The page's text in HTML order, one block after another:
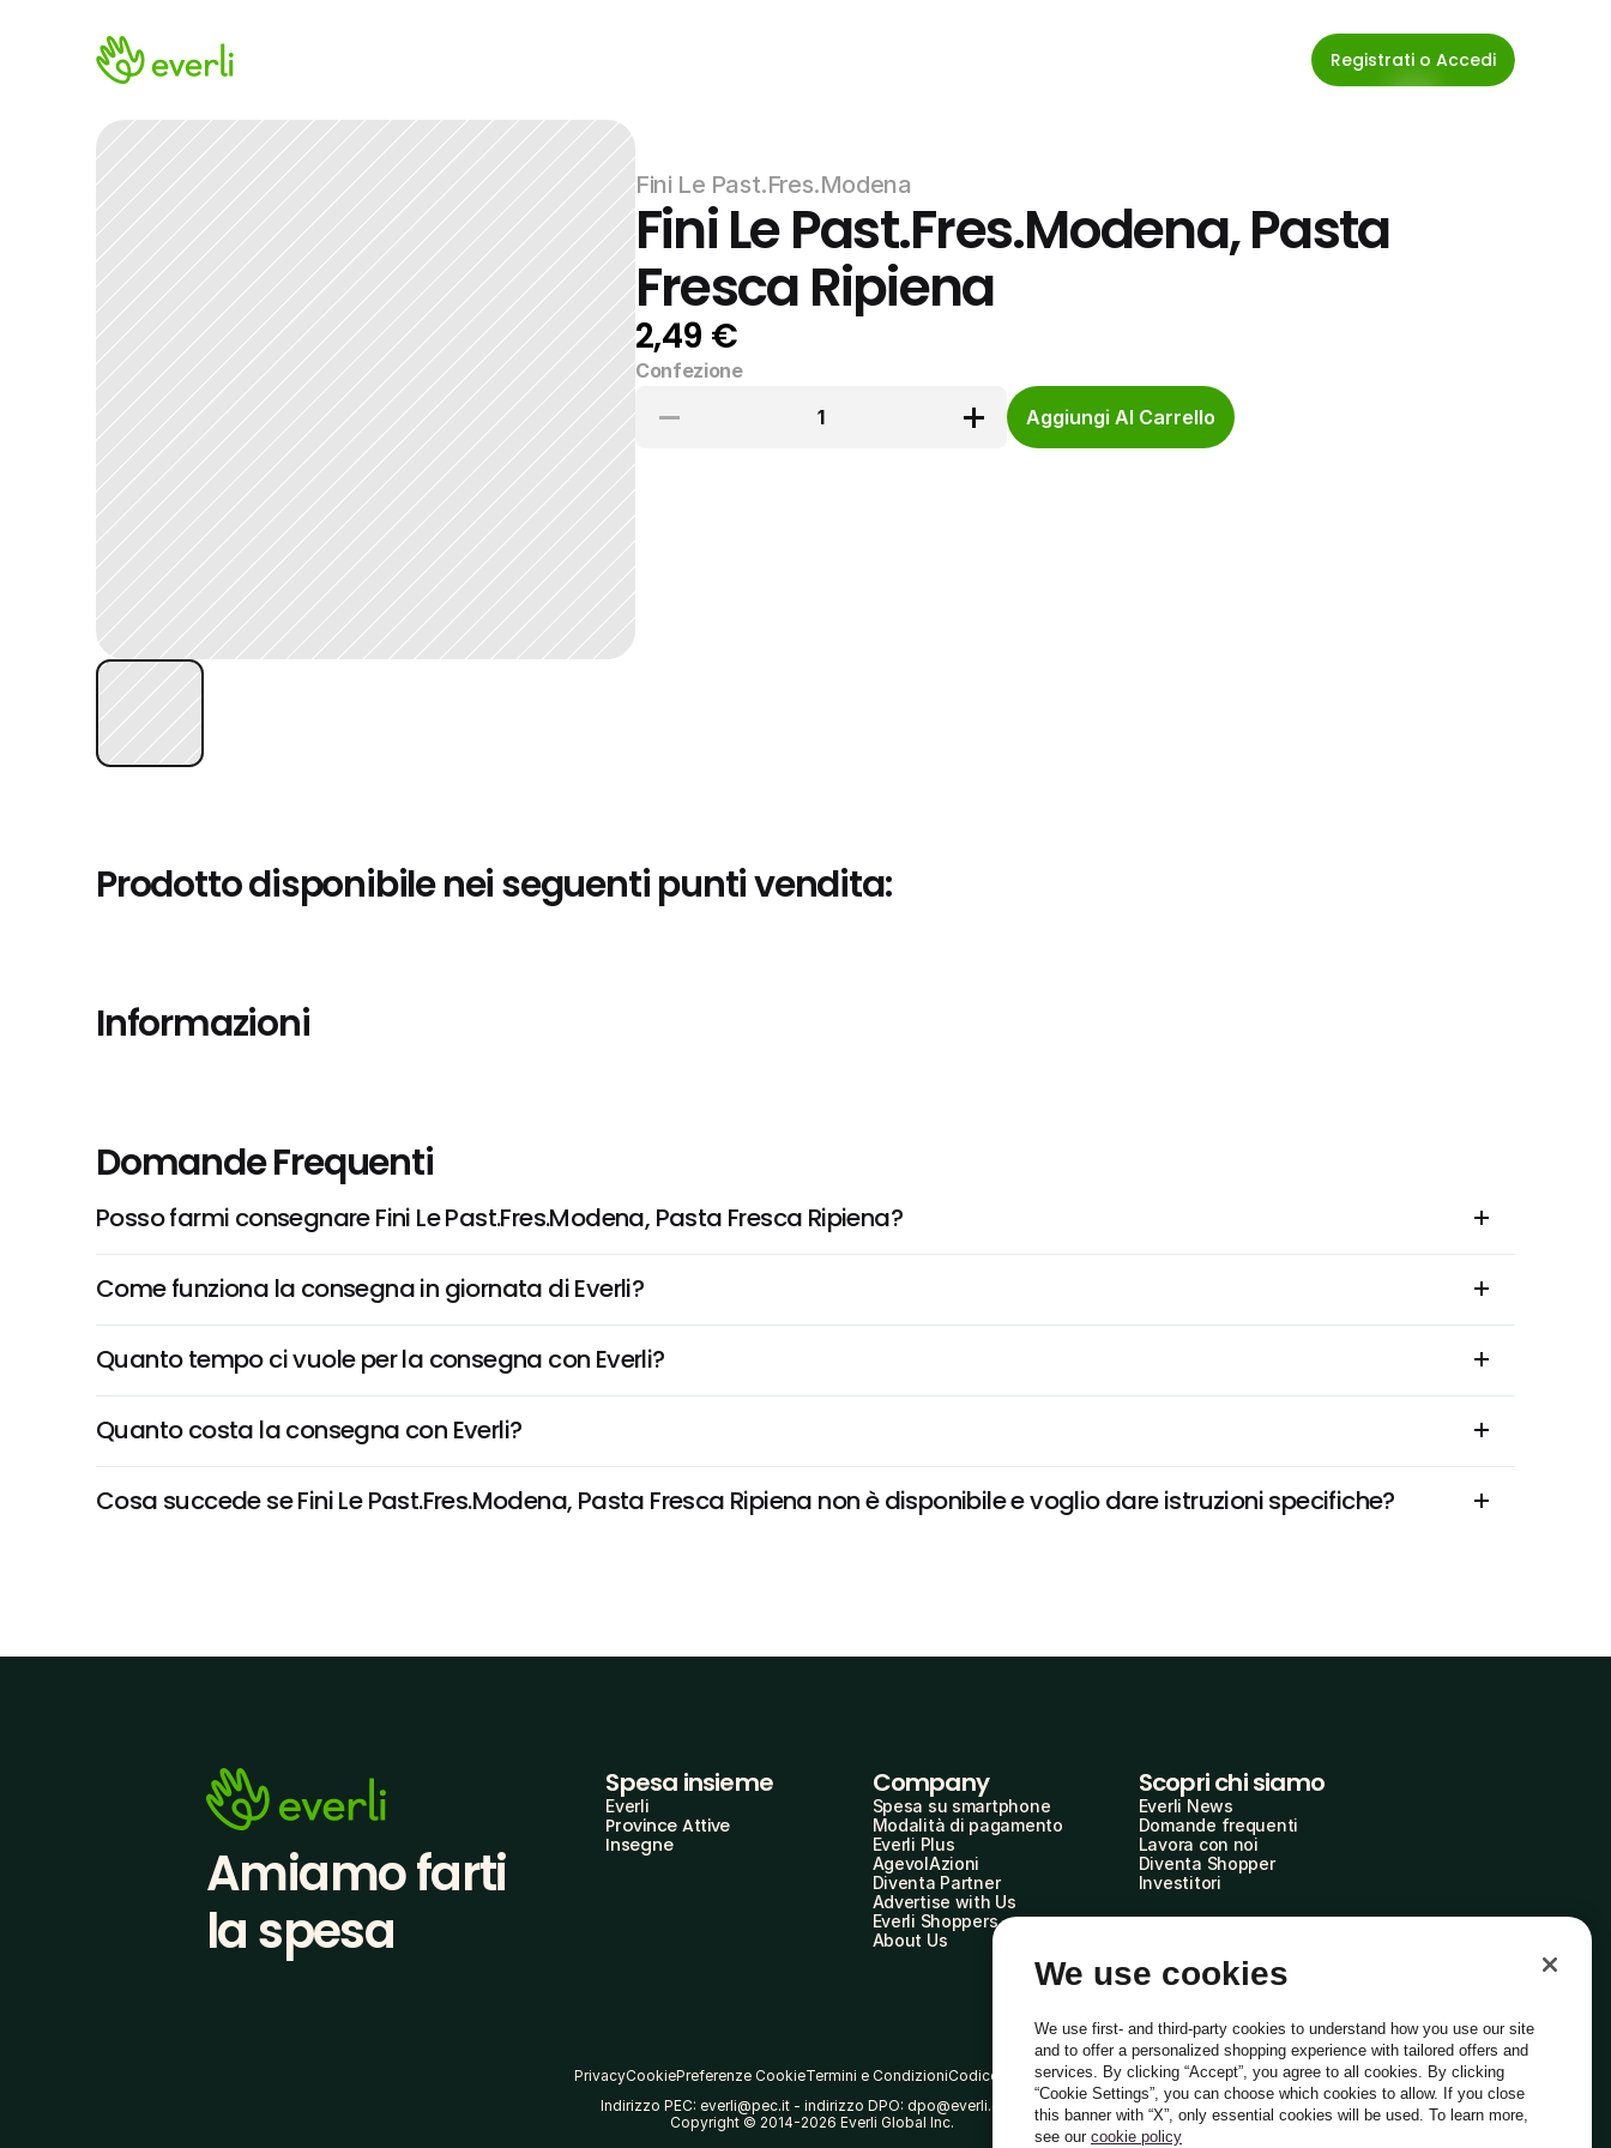
Registrati o Accedi
Fini Le Past.Fres.Modena
Fini Le Past.Fres.Modena, Pasta
Fresca Ripiena
2,49 €
Confezione
1
Aggiungi Al Carrello
Prodotto disponibile nei seguenti punti vendita:
Informazioni
Domande Frequenti
Posso farmi consegnare Fini Le Past.Fres.Modena, Pasta Fresca Ripiena?
Come funziona la consegna in giornata di Everli?
Quanto tempo ci vuole per la consegna con Everli?
Quanto costa la consegna con Everli?
Cosa succede se Fini Le Past.Fres.Modena, Pasta Fresca Ripiena non è disponibile e voglio dare istruzioni specifiche?
Amiamo farti
la spesa
Spesa insieme
Everli
Province Attive
Insegne
Company
Spesa su smartphone
Modalità di pagamento
Everli Plus
AgevolAzioni
Diventa Partner
Advertise with Us
Everli Shoppers
About Us
Scopri chi siamo
Everli News
Domande frequenti
Lavora con noi
Diventa Shopper
Investitori
PrivacyCookiePreferenze CookieTermini e CondizioniCodice Etico
Indirizzo PEC: everli@pec.it - indirizzo DPO: dpo@everli.com
Copyright © 2014-2026 Everli Global Inc.
Italiano
We use cookies
We use first- and third-party cookies to understand how you use our site
and to offer a personalized shopping experience with tailored offers and
services. By clicking “Accept”, you agree to all cookies. By clicking
“Cookie Settings”, you can choose which cookies to allow. If you close
this banner with “X”, only essential cookies will be used. To learn more,
see our cookie policy